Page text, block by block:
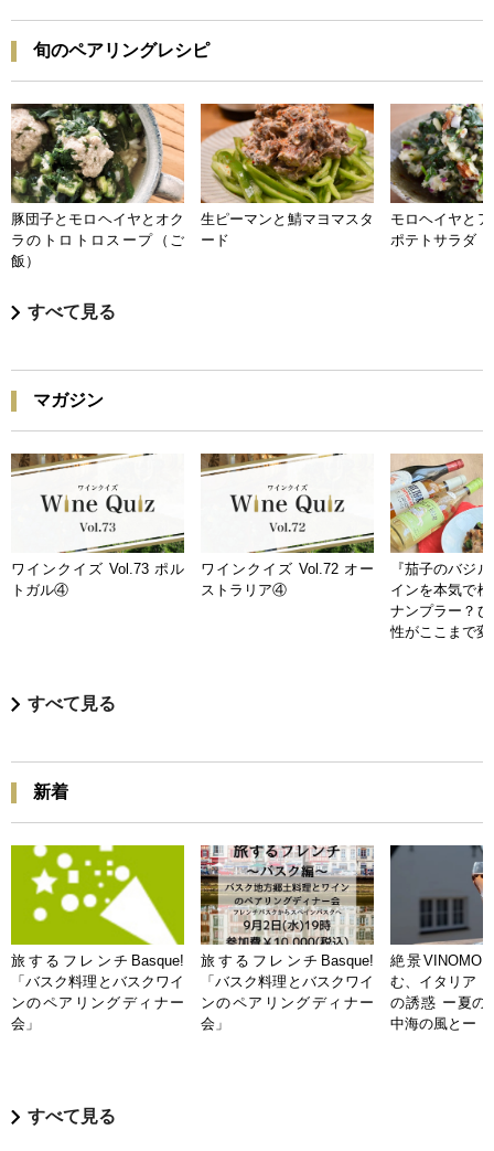
旬のペアリングレシピ
豚団子とモロヘイヤとオク
ラのトロトロスープ（ご
飯）
生ピーマンと鯖マヨマスタ
ード
モロヘイヤと
ポテトサラダ
すべて見る
マガジン
ワインクイズ Vol.73 ポル
トガル④
ワインクイズ Vol.72 オー
ストラリア④
『茄子のバジ
インを本気で
ナンプラー？
性がここまで
すべて見る
新着
旅するフレンチBasque!
「バスク料理とバスクワイ
ンのペアリングディナー
会」
旅するフレンチBasque!
「バスク料理とバスクワイ
ンのペアリングディナー
会」
絶景
む、イタリア
の誘惑 ー夏の
中海の風とー
すべて見る